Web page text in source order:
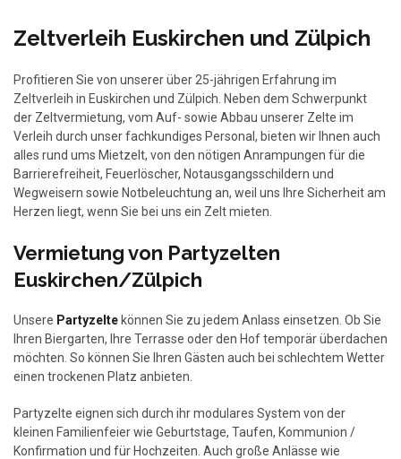
Zeltverleih Euskirchen und Zülpich
Profitieren Sie von unserer über 25-jährigen Erfahrung im
Zeltverleih in Euskirchen und Zülpich. Neben dem Schwerpunkt
der Zeltvermietung, vom Auf- sowie Abbau unserer Zelte im
Verleih durch unser fachkundiges Personal, bieten wir Ihnen auch
alles rund ums Mietzelt, von den nötigen Anrampungen für die
Barrierefreiheit, Feuerlöscher, Notausgangsschildern und
Wegweisern sowie Notbeleuchtung an, weil uns Ihre Sicherheit am
Herzen liegt, wenn Sie bei uns ein Zelt mieten.
Vermietung von Partyzelten
Euskirchen/Zülpich
Unsere Partyzelte können Sie zu jedem Anlass einsetzen. Ob Sie
Ihren Biergarten, Ihre Terrasse oder den Hof temporär überdachen
möchten. So können Sie Ihren Gästen auch bei schlechtem Wetter
einen trockenen Platz anbieten.
Partyzelte eignen sich durch ihr modulares System von der
kleinen Familienfeier wie Geburtstage, Taufen, Kommunion /
Konfirmation und für Hochzeiten. Auch große Anlässe wie